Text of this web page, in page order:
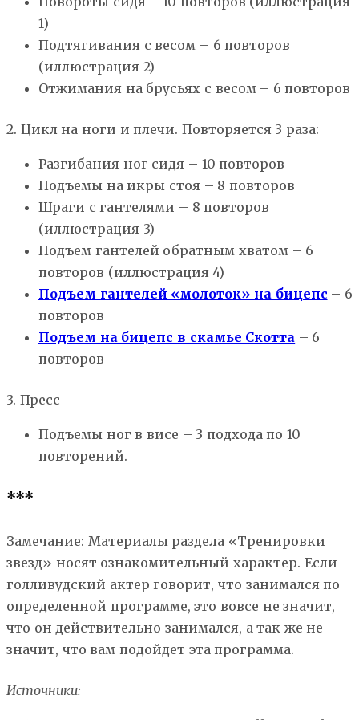
1)
Подтягивания с весом – 6 повторов
(иллюстрация 2)
Отжимания на брусьях с весом – 6 повторов
2. Цикл на ноги и плечи. Повторяется 3 раза:
Разгибания ног сидя – 10 повторов
Подъемы на икры стоя – 8 повторов
Шраги с гантелями – 8 повторов
(иллюстрация 3)
Подъем гантелей обратным хватом – 6
повторов (иллюстрация 4)
Подъем гантелей «молоток» на бицепс – 6
повторов
Подъем на бицепс в скамье Скотта – 6
повторов
3. Пресс
Подъемы ног в висе – 3 подхода по 10
повторений.
***
Замечание: Материалы раздела «Тренировки
звезд» носят ознакомительный характер. Если
голливудский актер говорит, что занимался по
определенной программе, это вовсе не значит,
что он действительно занимался, а так же не
значит, что вам подойдет эта программа.
Источники: